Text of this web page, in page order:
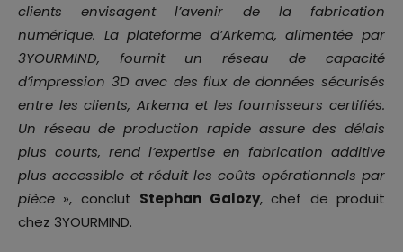
clients envisagent l’avenir de la fabrication
numérique. La plateforme d’Arkema, alimentée par
3YOURMIND, fournit un réseau de capacité
d’impression 3D avec des flux de données sécurisés
entre les clients, Arkema et les fournisseurs certifiés.
Un réseau de production rapide assure des délais
plus courts, rend l’expertise en fabrication additive
plus accessible et réduit les coûts opérationnels par
pièce », conclut Stephan Galozy, chef de produit
chez 3YOURMIND.